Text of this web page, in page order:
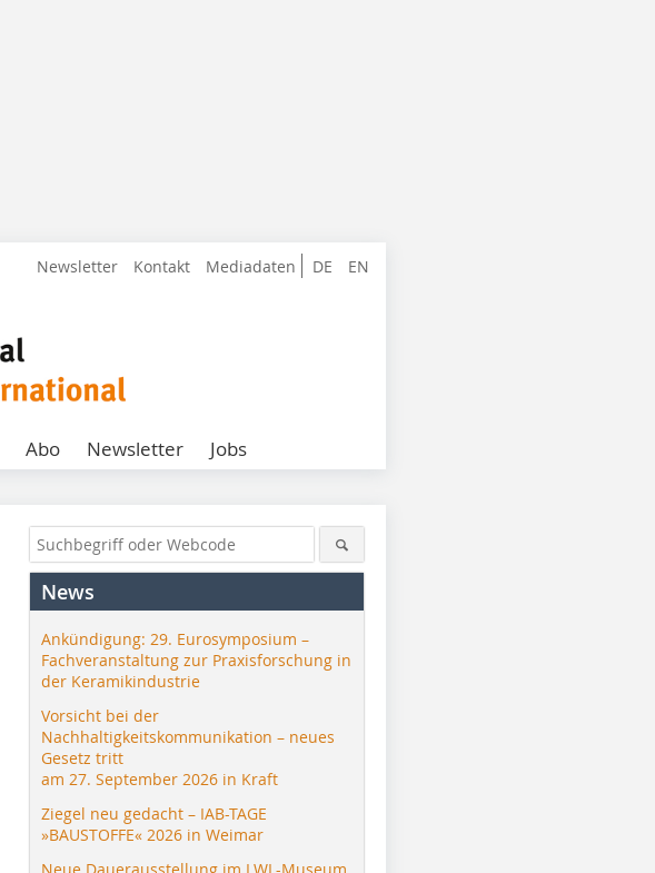
DE EN
Newsletter Kontakt Mediadaten
Abo Newsletter Jobs
News
Ankündigung: 29. Eurosymposium –
Fachveranstaltung zur Praxisforschung in
der Keramikindustrie
Vorsicht bei der
Nachhaltigkeitskommunikation – neues
Gesetz tritt
am 27. September 2026 in Kraft
Ziegel neu gedacht – IAB-TAGE
»BAUSTOFFE« 2026 in Weimar